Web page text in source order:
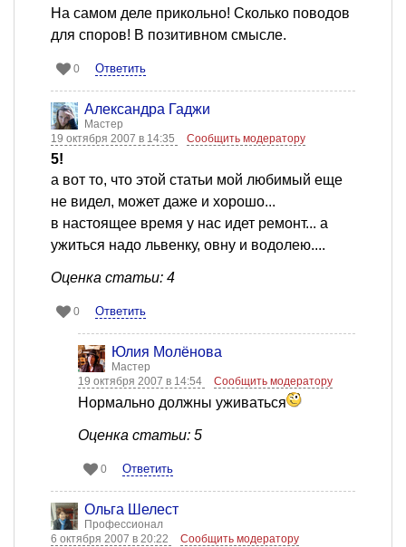
На самом деле прикольно! Сколько поводов
для споров! В позитивном смысле.
0 Ответить
Александра Гаджи
Мастер
19 октября 2007 в 14:35
Сообщить модератору
5!
а вот то, что этой статьи мой любимый еще
не видел, может даже и хорошо...
в настоящее время у нас идет ремонт... а
ужиться надо львенку, овну и водолею....
Оценка статьи: 4
0 Ответить
Юлия Молёнова
Мастер
19 октября 2007 в 14:54
Сообщить модератору
Нормально должны уживаться
Оценка статьи: 5
0 Ответить
Ольга Шелест
Профессионал
6 октября 2007 в 20:22
Сообщить модератору